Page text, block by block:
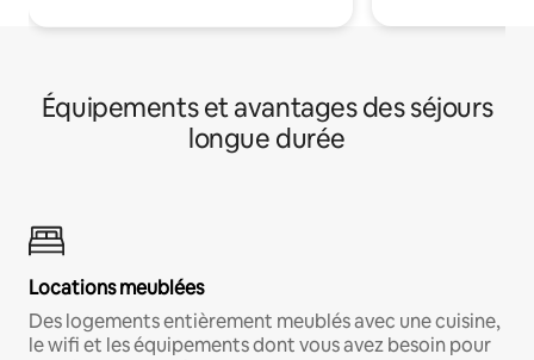
Équipements et avantages des séjours
longue durée
Locations meublées
Des logements entièrement meublés avec une cuisine,
le wifi et les équipements dont vous avez besoin pour